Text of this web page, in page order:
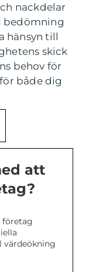
nackdelar
bedömning
hänsyn till
skick
behov för
både dig
att
företag
värdeökning